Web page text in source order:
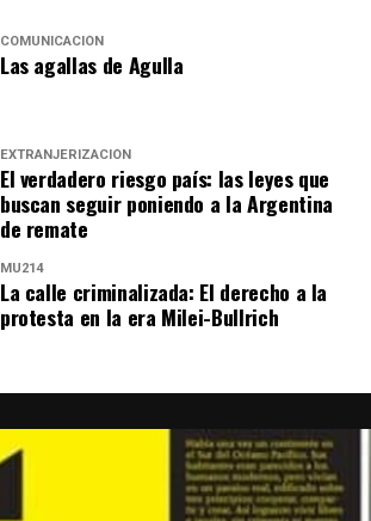
COMUNICACIÓN
Las agallas de Agulla
EXTRANJERIZACIÓN
El verdadero riesgo país: las leyes que
buscan seguir poniendo a la Argentina
de remate
MU214
La calle criminalizada: El derecho a la
protesta en la era Milei-Bullrich